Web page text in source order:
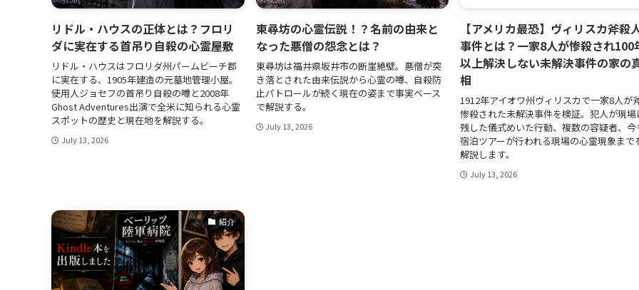
リドル・ハウスの正体とは？フロリ
ダに実在する首吊り自殺の心霊屋敷
リドル・ハウスはフロリダ州パームビーチ郡
に実在する、1905年建造の元墓地管理小屋。
使用人ジョセフの首吊り自殺の噂と2008年
Ghost Adventures出演で全米に知られる心霊
スポットの歴史と現在地を解説する。
July 13, 2026
東尋坊の心霊伝説！？名前の由来と
なった悪僧の怨念とは？
東尋坊は福井県坂井市の断崖絶壁。悪僧が突
き落とされた由来伝説から心霊の噂、自殺防
止パトロールが続く現在の姿まで事実ベース
で解説する。
July 13, 2026
【アメリカ最恐】ヴィリスカ斧殺
事件とは？一家8人が惨殺され100
以上解決しない未解決事件の家の
相
1912年アイオワ州ヴィリスカで一家8人が
惨殺された未解決事件を検証。犯人が現場
残した儀式めいた行動、複数の容疑者、今
宿泊ツアーが行われる現場の心霊現象まで
解説します。
July 13, 2026
紹介